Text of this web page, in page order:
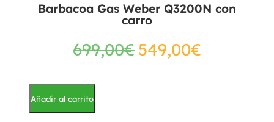
Barbacoa Gas Weber Q3200N con
carro
699,00€ 549,00€
Añadir al carrito